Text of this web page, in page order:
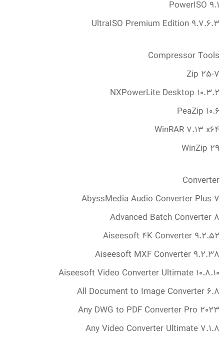
PowerISO 9.‎1
UltraISO Premium Edition 9.‎7.‎6.‎3
Compressor Tools
7-Zip 25
NXPowerLite Desktop 10.‎3.‎2
PeaZip 10.‎6
WinRAR 7.‎13 x64
WinZip 29
Converter
AbyssMedia Audio Converter Plus 7
Advanced Batch Converter 8
Aiseesoft 4K Converter 9.‎2.‎52
Aiseesoft MXF Converter 9.‎2.‎38
Aiseesoft Video Converter Ultimate 10.‎8.‎10
All Document to Image Converter 6.‎8
Any DWG to PDF Converter Pro 2023
Any Video Converter Ultimate 7.‎1.‎8